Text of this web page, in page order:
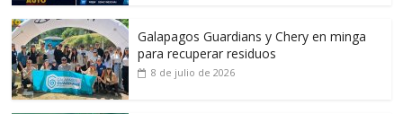
Galapagos Guardians y Chery en minga
para recuperar residuos
8 de julio de 2026